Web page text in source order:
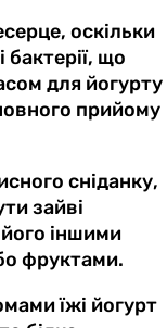
оскільки
що
для йогурту
прийому
сніданку,
зайві
іншими
фруктами.
їжі йогурт